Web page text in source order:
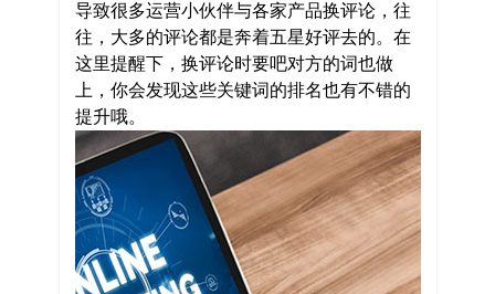
导致很多运营小伙伴与各家产品换评论，往
往，大多的评论都是奔着五星好评去的。在
这里提醒下，换评论时要吧对方的词也做
上，你会发现这些关键词的排名也有不错的
提升哦。